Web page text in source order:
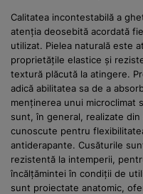
Calitatea incontestabilă a
atenția deosebită acordată
utilizat. Pielea naturală este
proprietățile elastice și
textură plăcută la atingere.
adică abilitatea sa de a
menținerea unui microclimat
sunt, în general, realizate
cunoscute pentru
antiderapante. Cusăturile
rezistentă la intemperii,
încălțămintei în condiții de
sunt proiectate anatomic,